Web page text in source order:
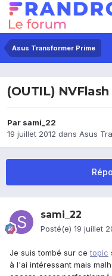
Asus Transformer Prime
(OUTIL)
Par sami_22
19 juillet 2012 dans Asus
sami_22
Posté(e) 19 juillet
Je suis tombé sur cetopic
à l'ai intéressant mais